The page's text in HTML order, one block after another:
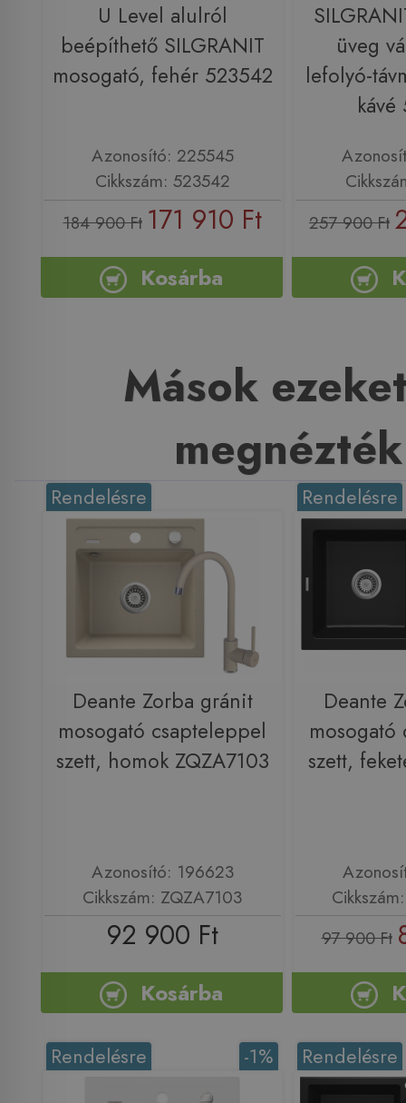
U Level alulról
beépíthető SILGRANIT
mosogató, fehér 523542
Azonosító: 225545
Cikkszám: 523542
184 900 Ft 171 910 Ft
Kosárba
üveg
lefolyó-
kávé
257 900 Ft
Mások
megnézték
Rendelésre
Deante Zorba gránit
mosogató csapteleppel
szett, homok ZQZA7103
Azonosító: 196623
Cikkszám: ZQZA7103
92 900 Ft
Kosárba
Rendelésre
Deante
szett,
97 900 Ft
-1%
Rendelésre Rendelésre